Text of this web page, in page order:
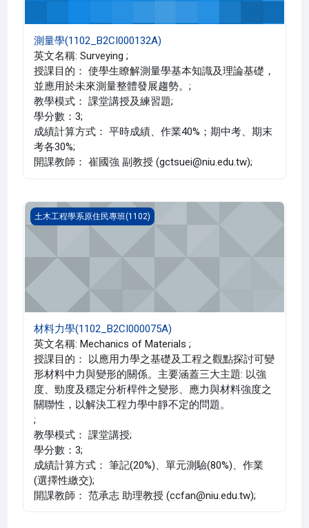
測量學(1102_B2CI000132A)
英文名稱: Surveying ;
授課目的： 使學生瞭解測量學基本知識及理論基礎，
並應用於未來測量整體發展趨勢。;
教學模式： 課堂講授及練習題;
學分數：3;
成績計算方式： 平時成績、作業40%；期中考、期末
考各30%;
開課教師： 崔國強 副教授 (gctsuei@niu.edu.tw);
材料力學(1102_B2CI000075A)
土木工程學系原住民專班(1102)
材料力學(1102_B2CI000075A)
英文名稱: Mechanics of Materials ;
授課目的： 以應用力學之基礎及工程之觀點探討可變
形材料中力與變形的關係。主要涵蓋三大主題: 以強
度、勁度及穩定分析桿件之變形、應力與材料強度之
關聯性，以解決工程力學中靜不定的問題。
;
教學模式： 課堂講授;
學分數：3;
成績計算方式： 筆記(20%)、單元測驗(80%)、作業
(選擇性繳交);
開課教師： 范承志 助理教授 (ccfan@niu.edu.tw);